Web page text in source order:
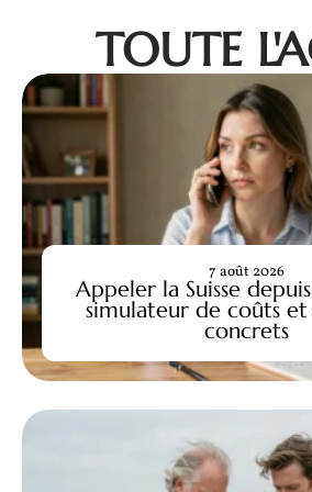
TOUTE
Appeler la Suisse
simulateur de coûts et
concrets
7 août 2026